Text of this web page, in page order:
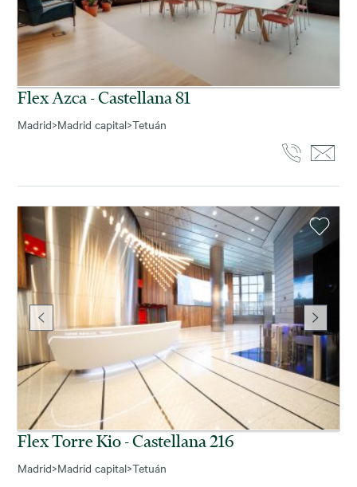
Flex Azca - Castellana 81
Madrid>Madrid capital>Tetuán
Flex Torre Kio - Castellana 216
Madrid>Madrid capital>Tetuán